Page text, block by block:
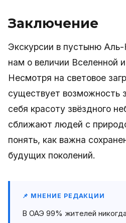
Заключение
Экскурсии в пустыню
нам о величии Вселенной
Несмотря на световое
существует возможность
себя красоту звёздного
сближают людей с
понять, как важна
будущих поколений.
📌 МНЕНИЕ РЕДАКЦИИ
В ОАЭ 99% жителей